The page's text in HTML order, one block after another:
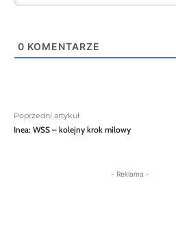
0 KOMENTARZE
Poprzedni artykuł
Inea: WSS – kolejny krok milowy
- Reklama -